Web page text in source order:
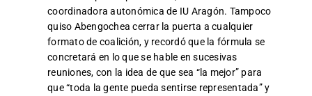
coordinadora autonómica de IU Aragón. Tampoco
quiso Abengochea cerrar la puerta a cualquier
formato de coalición, y recordó que la fórmula se
concretará en lo que se hable en sucesivas
reuniones, con la idea de que sea “la mejor” para
que “toda la gente pueda sentirse representada” y